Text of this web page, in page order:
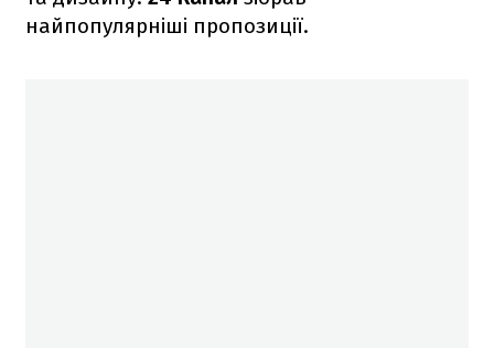
найпопулярніші пропозиції.